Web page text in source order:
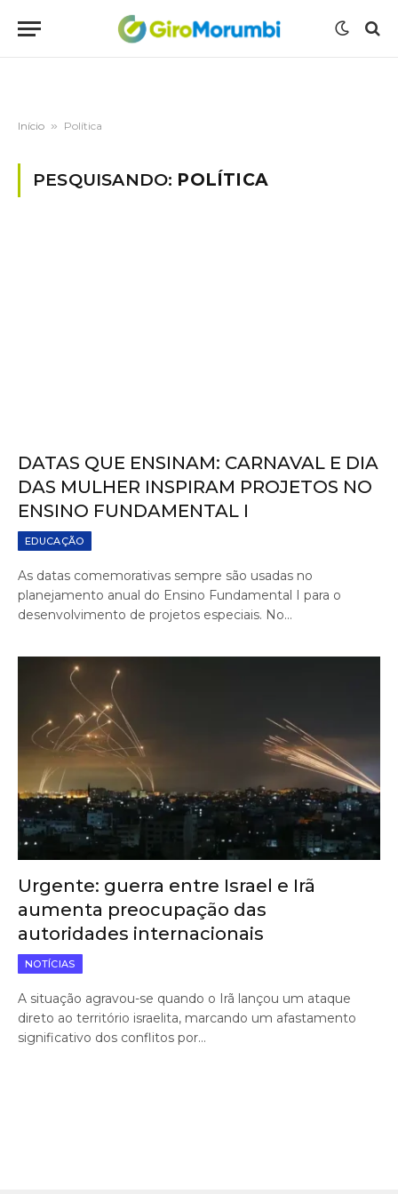
Início » Política
PESQUISANDO: POLÍTICA
DATAS QUE ENSINAM: CARNAVAL E DIA
DAS MULHER INSPIRAM PROJETOS NO
ENSINO FUNDAMENTAL I
EDUCAÇÃO
As datas comemorativas sempre são usadas no
planejamento anual do Ensino Fundamental I para o
desenvolvimento de projetos especiais. No…
Urgente: guerra entre Israel e Irã
aumenta preocupação das
autoridades internacionais
NOTÍCIAS
A situação agravou-se quando o Irã lançou um ataque
direto ao território israelita, marcando um afastamento
significativo dos conflitos por…